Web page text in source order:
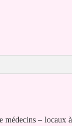
médecins – locaux